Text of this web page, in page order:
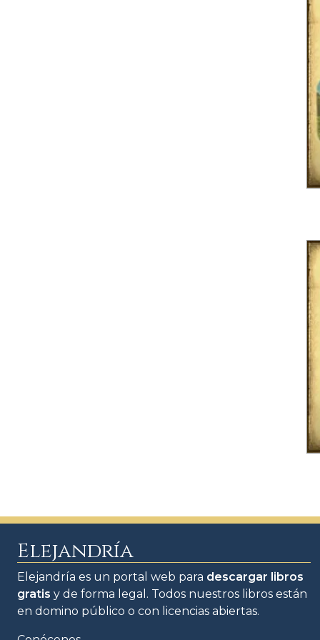
Elejandría
Elejandría es un portal web para descargar libros
gratis y de forma legal. Todos nuestros libros están
en domino público o con licencias abiertas.